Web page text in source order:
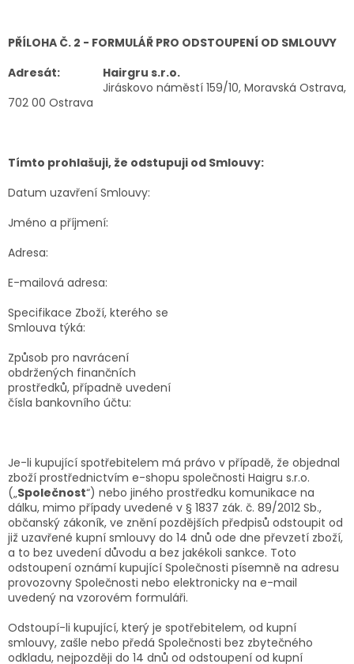
PŘÍLOHA Č. 2 - FORMULÁŘ PRO ODSTOUPENÍ OD SMLOUVY
Adresát:
Hairgru s.r.o.
Jiráskovo náměstí 159/10, Moravská Ostrava,
702 00 Ostrava
Tímto prohlašuji, že odstupuji od Smlouvy:
Datum uzavření Smlouvy:
Jméno a příjmení:
Adresa:
E-mailová adresa:
Specifikace Zboží, kterého se
Smlouva týká:
Způsob pro navrácení
obdržených finančních
prostředků, případně uvedení
čísla bankovního účtu:
Je-li kupující spotřebitelem má právo v případě, že objednal
zboží prostřednictvím e-shopu společnosti Haigru s.r.o.
(„Společnost“) nebo jiného prostředku komunikace na
dálku, mimo případy uvedené v § 1837 zák. č. 89/2012 Sb.,
občanský zákoník, ve znění pozdějších předpisů odstoupit od
již uzavřené kupní smlouvy do 14 dnů ode dne převzetí zboží,
a to bez uvedení důvodu a bez jakékoli sankce. Toto
odstoupení oznámí kupující Společnosti písemně na adresu
provozovny Společnosti nebo elektronicky na e-mail
uvedený na vzorovém formuláři.
Odstoupí-li kupující, který je spotřebitelem, od kupní
smlouvy, zašle nebo předá Společnosti bez zbytečného
odkladu, nejpozději do 14 dnů od odstoupení od kupní